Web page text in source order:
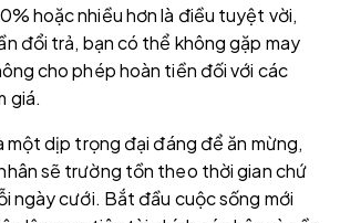
hoặc nhiều hơn là điều tuyệt vời,
đổi trả, bạn có thể không gặp may
cho phép hoàn tiền đối với các
giá.
một dịp trọng đại đáng để ăn mừng,
sẽ trường tồn theo thời gian chứ
ngày cưới. Bắt đầu cuộc sống mới